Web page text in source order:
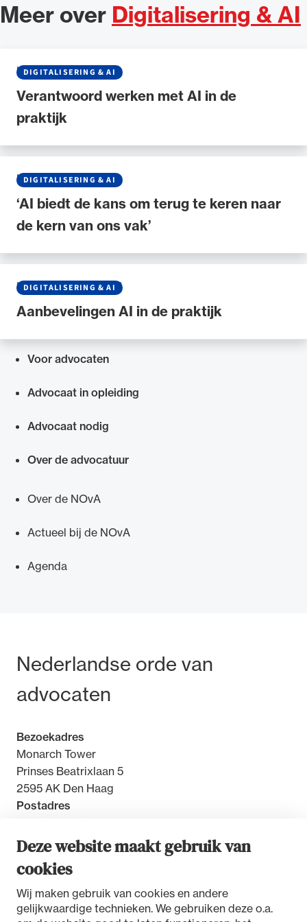
Deze website maakt gebruik van
cookies
Wij maken gebruik van cookies en andere
gelijkwaardige technieken. We gebruiken deze o.a.
Meer over Digitalisering & AI
Verantwoord werken met AI in de
praktijk
DIGITALISERING & AI
NIEUWS• 21 MEI 2026
‘AI biedt de kans om terug te keren naar
de kern van ons vak’
DIGITALISERING & AI
NIEUWS• 30 APRIL 2026
Aanbevelingen AI in de praktijk
DIGITALISERING & AI
NIEUWS• 17 MAART 2026
Voor advocaten
Advocaat in opleiding
Advocaat nodig
Over de advocatuur
Over de NOvA
Actueel bij de NOvA
Agenda
Bezoek- en postadres
Nederlandse orde van
advocaten
Bezoekadres
Monarch Tower
Prinses Beatrixlaan 5
2595 AK Den Haag
Postadres
2500 GW Den Haag